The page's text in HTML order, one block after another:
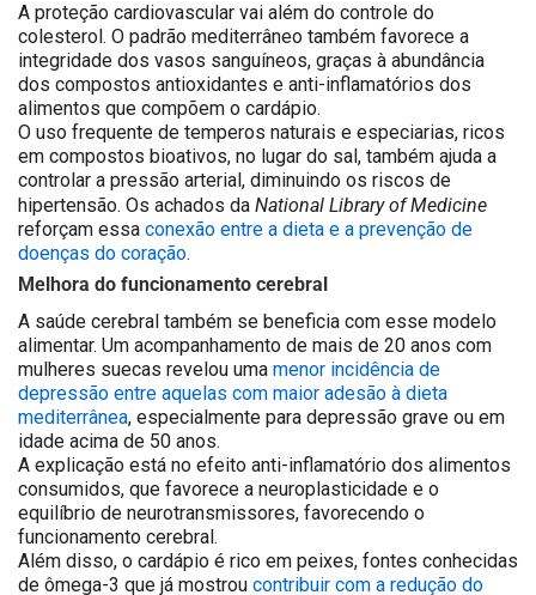
A proteção cardiovascular vai além do controle do
colesterol. O padrão mediterrâneo também favorece a
integridade dos vasos sanguíneos, graças à abundância
dos compostos antioxidantes e anti-inflamatórios dos
alimentos que compõem o cardápio.
O uso frequente de temperos naturais e especiarias, ricos
em compostos bioativos, no lugar do sal, também ajuda a
controlar a pressão arterial, diminuindo os riscos de
hipertensão. Os achados da National Library of Medicine
reforçam essa conexão entre a dieta e a prevenção de
doenças do coração.
Melhora do funcionamento cerebral
A saúde cerebral também se beneficia com esse modelo
alimentar. Um acompanhamento de mais de 20 anos com
mulheres suecas revelou uma menor incidência de
depressão entre aquelas com maior adesão à dieta
mediterrânea, especialmente para depressão grave ou em
idade acima de 50 anos.
A explicação está no efeito anti-inflamatório dos alimentos
consumidos, que favorece a neuroplasticidade e o
equilíbrio de neurotransmissores, favorecendo o
funcionamento cerebral.
Além disso, o cardápio é rico em peixes, fontes conhecidas
de ômega-3 que já mostrou contribuir com a redução do